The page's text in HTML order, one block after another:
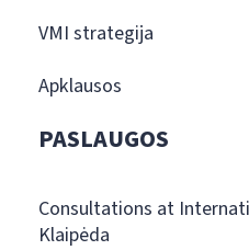
VMI strategija
Apklausos
PASLAUGOS
Consultations at
Klaipėda